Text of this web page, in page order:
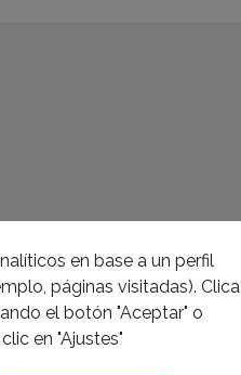
en base a un perfil
páginas visitadas). Clica
el botón "Aceptar" o
en "Ajustes"